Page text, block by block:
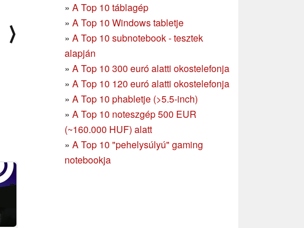
» A Top 10 táblagép
» A Top 10 Windows tabletje
» A Top 10 subnotebook - tesztek
alapján
» A Top 10 300 euró alatti okostelefonja
» A Top 10 120 euró alatti okostelefonja
» A Top 10 phabletje (>5.5-inch)
» A Top 10 noteszgép 500 EUR
(~160.000 HUF) alatt
» A Top 10 "pehelysúlyú" gaming
notebookja
⟩